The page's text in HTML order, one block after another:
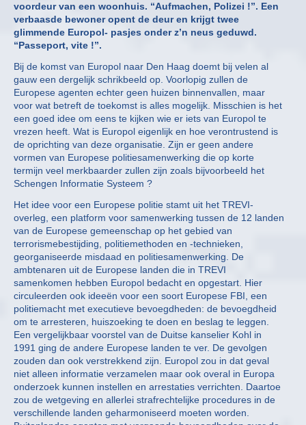
voordeur van een woonhuis. “Aufmachen, Polizei !”. Een
verbaasde bewoner opent de deur en krijgt twee
glimmende Europol- pasjes onder z’n neus geduwd.
“Passeport, vite !”.
Bij de komst van Europol naar Den Haag doemt bij velen al
gauw een dergelijk schrikbeeld op. Voorlopig zullen de
Europese agenten echter geen huizen binnenvallen, maar
voor wat betreft de toekomst is alles mogelijk. Misschien is het
een goed idee om eens te kijken wie er iets van Europol te
vrezen heeft. Wat is Europol eigenlijk en hoe verontrustend is
de oprichting van deze organisatie. Zijn er geen andere
vormen van Europese politiesamenwerking die op korte
termijn veel merkbaarder zullen zijn zoals bijvoorbeeld het
Schengen Informatie Systeem ?
Het idee voor een Europese politie stamt uit het TREVI-
overleg, een platform voor samenwerking tussen de 12 landen
van de Europese gemeenschap op het gebied van
terrorismebestijding, politiemethoden en -technieken,
georganiseerde misdaad en politiesamenwerking. De
ambtenaren uit de Europese landen die in TREVI
samenkomen hebben Europol bedacht en opgestart. Hier
circuleerden ook ideeën voor een soort Europese FBI, een
politiemacht met executieve bevoegdheden: de bevoegdheid
om te arresteren, huiszoeking te doen en beslag te leggen.
Een vergelijkbaar voorstel van de Duitse kanselier Kohl in
1991 ging de andere Europese landen te ver. De gevolgen
zouden dan ook verstrekkend zijn. Europol zou in dat geval
niet alleen informatie verzamelen maar ook overal in Europa
onderzoek kunnen instellen en arrestaties verrichten. Daartoe
zou de wetgeving en allerlei strafrechtelijke procedures in de
verschillende landen geharmoniseerd moeten worden.